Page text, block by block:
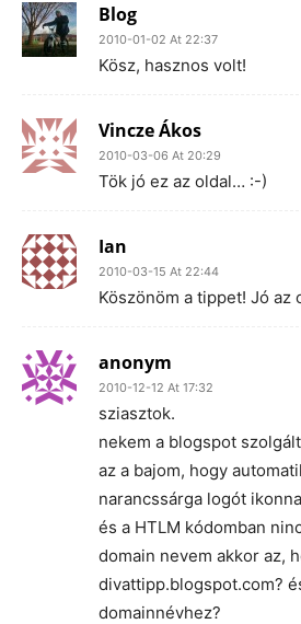
Blog
2010-01-02 At 22:37
Kösz, hasznos volt!
Vincze Ákos
2010-03-06 At 20:29
Tök jó ez az oldal… :-)
Ian
2010-03-15 At 22:44
Köszönöm a tippet! Jó az
anonym
2010-12-12 At 17:32
sziasztok.
nekem a blogspot
az a bajom, hogy
narancssárga logót
és a HTLM kódomban
domain nevem akkor az,
divattipp.blogspot.com?
domainnévhez?